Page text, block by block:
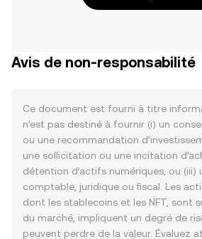
Avis de non-responsabilité
Ce document est fourni à titre
n’est pas destiné à fournir (i) un
ou une recommandation
une sollicitation ou une incitation
détention d’actifs numériques, ou (iii)
comptable, juridique ou fiscal. Les
dont les stablecoins et les NFT, sont
du marché, impliquent un degré de
peuvent perdre de la valeur. Évaluez